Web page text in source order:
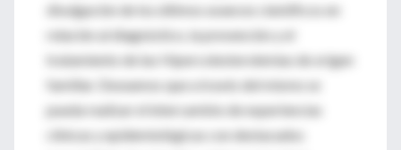
divulgación de los últimos avances científicos en
relación al diagnóstico, la prevención y el
tratamiento de las Hipercolesterolemias de origen
familiar. Deseamos que a través del mismo se
pueda realizar el intercambio de experiencias
clínicas y epidemiológicas con destacados